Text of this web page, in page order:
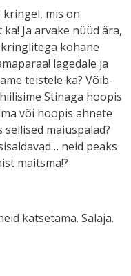
kringel, mis on
Ja arvake nüüd ära,
kohane
lagedale ja
teistele ka? Võib-
Stinaga hoopis
või hoopis ahnete
maiuspalad?
neid peaks
maitsma!?
katsetama. Salaja.